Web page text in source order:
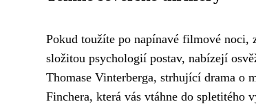
Pokud toužíte po napínavé filmové noci,
složitou psychologií postav, nabízejí
Thomase Vinterberga, strhující drama o
Finchera, která vás vtáhne do spletitého